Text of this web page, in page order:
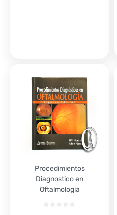
Procedimientos
Diagnostico en
Oftalmologia